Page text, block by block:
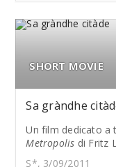
SHORT MOVIE
Sa gràndhe
Un film dedicato a
Metropolis di Fritz
S*, 3/09/2011